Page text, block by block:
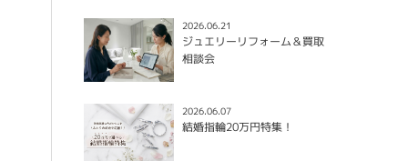
2026.06.21
ジュエリーリフォーム＆買取
相談会
2026.06.07
結婚指輪20万円特集！